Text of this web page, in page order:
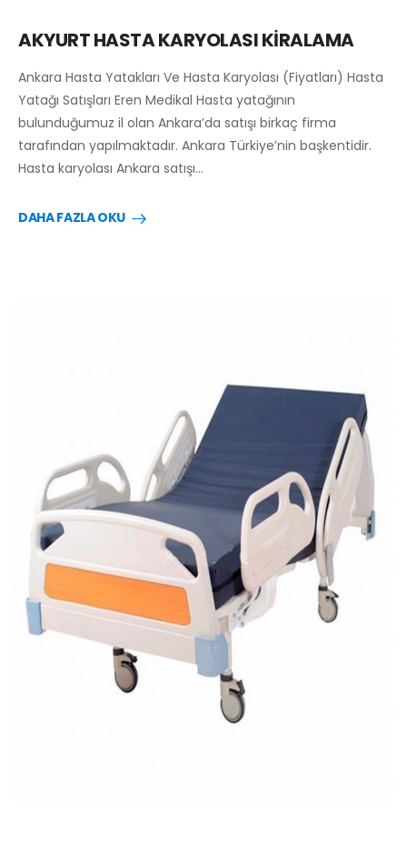
AKYURT HASTA KARYOLASI KİRALAMA
Ankara Hasta Yatakları Ve Hasta Karyolası (Fiyatları) Hasta
Yatağı Satışları Eren Medikal Hasta yatağının
bulunduğumuz il olan Ankara’da satışı birkaç firma
tarafından yapılmaktadır. Ankara Türkiye’nin başkentidir.
Hasta karyolası Ankara satışı…
DAHA FAZLA OKU